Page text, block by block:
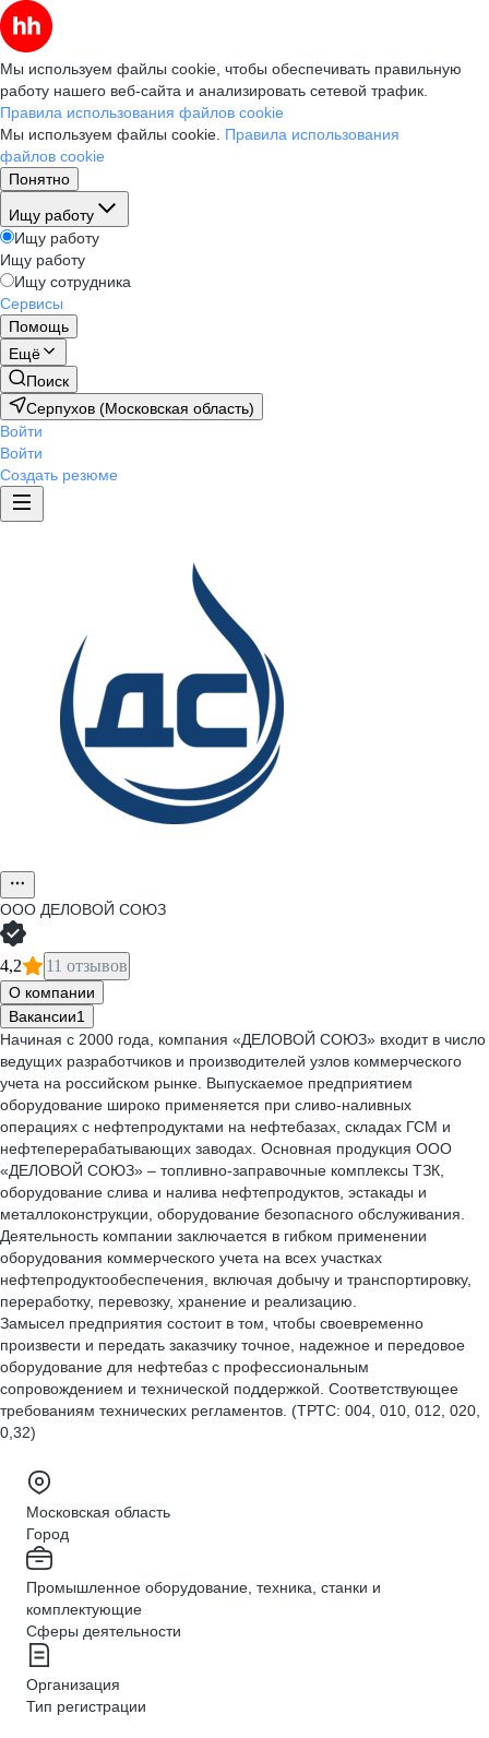
Мы используем файлы cookie, чтобы обеспечивать правильную
работу нашего веб-сайта и анализировать сетевой трафик.
Правила использования файлов cookie
Мы используем файлы cookie. Правила использования
файлов cookie
Понятно
Ищу работу
Ищу работу
Ищу работу
Ищу сотрудника
Сервисы
Помощь
Ещё
Поиск
Серпухов (Московская область)
Войти
Войти
Создать резюме
ООО ДЕЛОВОЙ СОЮЗ
4,2 11 отзывов
О компании
Вакансии1
Начиная с 2000 года, компания «ДЕЛОВОЙ СОЮЗ» входит в число
ведущих разработчиков и производителей узлов коммерческого
учета на российском рынке. Выпускаемое предприятием
оборудование широко применяется при сливо-наливных
операциях с нефтепродуктами на нефтебазах, складах ГСМ и
нефтеперерабатывающих заводах. Основная продукция ООО
«ДЕЛОВОЙ СОЮЗ» – топливно-заправочные комплексы ТЗК,
оборудование слива и налива нефтепродуктов, эстакады и
металлоконструкции, оборудование безопасного обслуживания.
Деятельность компании заключается в гибком применении
оборудования коммерческого учета на всех участках
нефтепродуктообеспечения, включая добычу и транспортировку,
переработку, перевозку, хранение и реализацию.
Замысел предприятия состоит в том, чтобы своевременно
произвести и передать заказчику точное, надежное и передовое
оборудование для нефтебаз с профессиональным
сопровождением и технической поддержкой. Соответствующее
требованиям технических регламентов. (ТРТС: 004, 010, 012, 020,
0,32)
Московская область
Город
Промышленное оборудование, техника, станки и
комплектующие
Сферы деятельности
Организация
Тип регистрации